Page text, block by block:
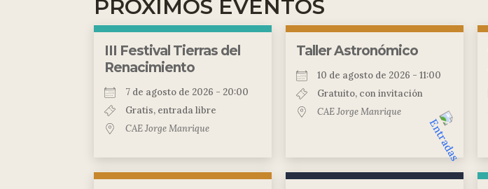
PRÓXIMOS EVENTOS
III Festival Tierras del
Renacimiento
7 de agosto de 2026 - 20:00
Gratis, entrada libre
CAE Jorge Manrique
Taller Astronómico
10 de agosto de 2026 - 11:00
Gratuito, con invitación
CAE Jorge Manrique